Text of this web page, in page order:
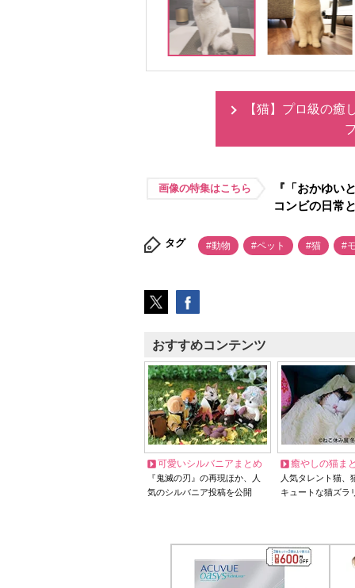
【猫】プロ級の癒
画像の特集はこちら
『「おかゆい
コンビの日常
タグ #動物 #ペット #猫 #
おすすめコンテンツ
可愛いシルバニアまとめ
『鬼滅の刃』の再現ほか、人
気のシルバニア投稿を公開
癒やしの猫ま
人気タレント猫
キュートな猫ズラ